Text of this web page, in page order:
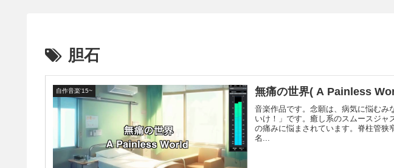
胆石
自作音楽'15~ 無痛の世界( A Painless
音楽作品です。念願は、病気に悩むみ
いけ！」です。癒し系のスムースジャ
の痛みに悩まされています。脊柱管狭
名...